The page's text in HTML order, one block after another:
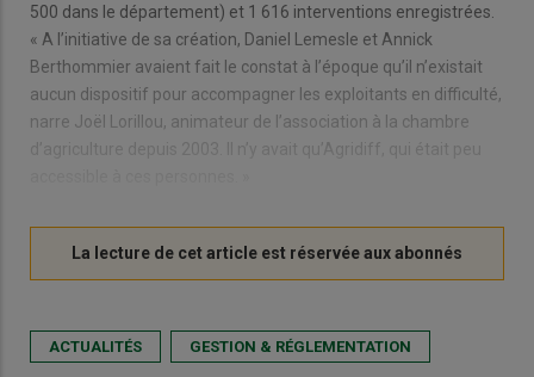
500 dans le département) et 1 616 interventions enregistrées.
« A l’initiative de sa création, Daniel Lemesle et Annick
Berthommier avaient fait le constat à l’époque qu’il n’existait
aucun dispositif pour accompagner les exploitants en difficulté,
narre Joël Lorillou, animateur de l’association à la chambre
d’agriculture depuis 2003. Il n’y avait qu’Agridiff, qui était peu
ACTUALITÉS GESTION & RÉGLEMENTATION